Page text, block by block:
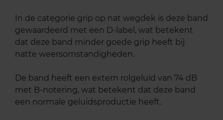
In de categorie grip op nat wegdek is deze band
gewaardeerd met een D-label, wat betekent
dat deze band minder goede grip heeft bij
natte weersomstandigheden.
De band heeft een extern rolgeluid van 74 dB
met B-notering, wat betekent dat deze band
een normale geluidsproductie heeft.